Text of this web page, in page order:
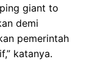
giant to
demi
pemerintah
katanya.